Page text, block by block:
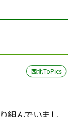
西北ToPics
組んでいまし